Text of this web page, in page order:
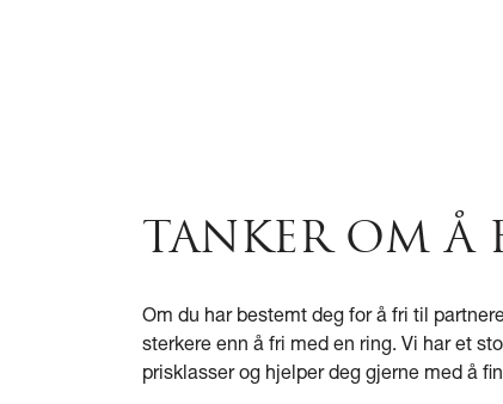
TANKER OM Å
Om du har bestemt deg for å fri til
sterkere enn å fri med en ring. Vi har et
prisklasser og hjelper deg gjerne med å